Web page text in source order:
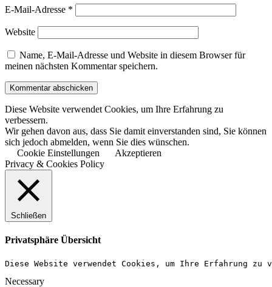
E-Mail-Adresse *
Website
Name, E-Mail-Adresse und Website in diesem Browser für
meinen nächsten Kommentar speichern.
Diese Website verwendet Cookies, um Ihre Erfahrung zu
verbessern.
Wir gehen davon aus, dass Sie damit einverstanden sind, Sie können
sich jedoch abmelden, wenn Sie dies wünschen.
Cookie Einstellungen
Akzeptieren
Privacy & Cookies Policy
Schließen
Privatsphäre Übersicht
Diese Website verwendet Cookies, um Ihre Erfahrung
Necessary